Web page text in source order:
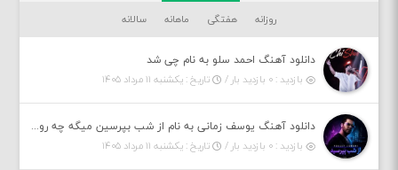
روزانه هفتگی ماهانه سالانه
دانلود آهنگ احمد سلو به نام چی شد
بازدید : ۰ بازدید بار /
تاریخ : یکشنبه ۱۱ مرداد ۱۴۰۵
دانلود آهنگ یوسف زمانی به نام از شب بپرسین میگه چه روزگاری دارم
بازدید : ۰ بازدید بار /
تاریخ : یکشنبه ۱۱ مرداد ۱۴۰۵